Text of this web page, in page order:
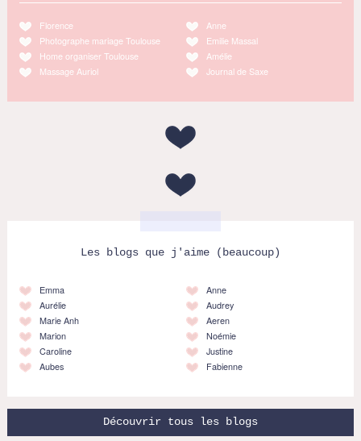
Florence
Photographe mariage Toulouse
Home organiser Toulouse
Massage Auriol
Anne
Emilie Massal
Amélie
Journal de Saxe
Les blogs que j'aime (beaucoup)
Emma
Aurélie
Marie Anh
Marion
Caroline
Aubes
Anne
Audrey
Aeren
Noémie
Justine
Fabienne
Découvrir tous les blogs